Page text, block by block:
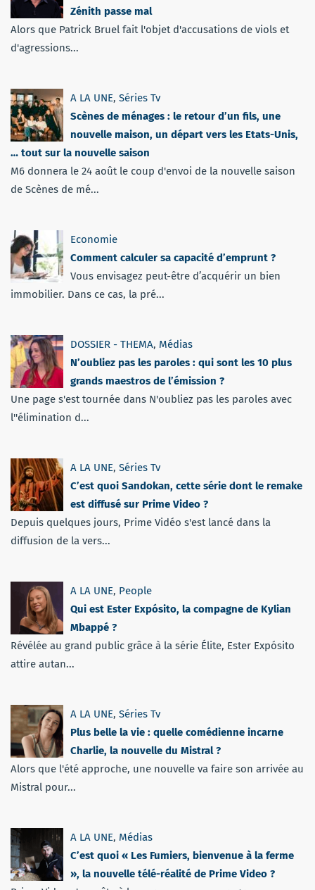
Zénith passe mal
Alors que Patrick Bruel fait l'objet d'accusations de viols et
d'agressions...
A LA UNE, Séries Tv
Scènes de ménages : le retour d’un fils, une
nouvelle maison, un départ vers les Etats-Unis,
… tout sur la nouvelle saison
M6 donnera le 24 août le coup d'envoi de la nouvelle saison
de Scènes de mé...
Economie
Comment calculer sa capacité d’emprunt ?
Vous envisagez peut-être d’acquérir un bien
immobilier. Dans ce cas, la pré...
DOSSIER - THEMA, Médias
N’oubliez pas les paroles : qui sont les 10 plus
grands maestros de l’émission ?
Une page s'est tournée dans N'oubliez pas les paroles avec
l''élimination d...
A LA UNE, Séries Tv
C’est quoi Sandokan, cette série dont le remake
est diffusé sur Prime Video ?
Depuis quelques jours, Prime Vidéo s'est lancé dans la
diffusion de la vers...
A LA UNE, People
Qui est Ester Expósito, la compagne de Kylian
Mbappé ?
Révélée au grand public grâce à la série Élite, Ester Expósito
attire autan...
A LA UNE, Séries Tv
Plus belle la vie : quelle comédienne incarne
Charlie, la nouvelle du Mistral ?
Alors que l'été approche, une nouvelle va faire son arrivée au
Mistral pour...
A LA UNE, Médias
C’est quoi « Les Fumiers, bienvenue à la ferme
», la nouvelle télé-réalité de Prime Video ?